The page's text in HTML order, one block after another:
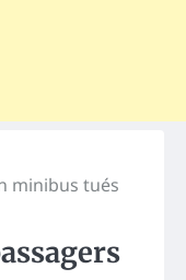
minibus tués